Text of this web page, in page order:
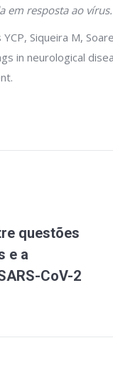
em resposta ao vírus.
Siqueira M,
in neurological
questões
e a
CoV-2